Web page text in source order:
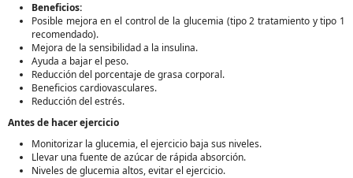
Beneficios:
Posible mejora en el control de la glucemia (tipo 2 tratamiento y tipo 1
recomendado).
Mejora de la sensibilidad a la insulina.
Ayuda a bajar el peso.
Reducción del porcentaje de grasa corporal.
Beneficios cardiovasculares.
Reducción del estrés.
Antes de hacer ejercicio
Monitorizar la glucemia, el ejercicio baja sus niveles.
Llevar una fuente de azúcar de rápida absorción.
Niveles de glucemia altos, evitar el ejercicio.